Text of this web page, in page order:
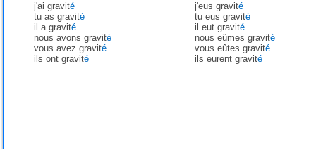
j'ai gravité
tu as gravité
il a gravité
nous avons gravité
vous avez gravité
ils ont gravité
j'eus gravité
tu eus gravité
il eut gravité
nous eûmes gravité
vous eûtes gravité
ils eurent gravité